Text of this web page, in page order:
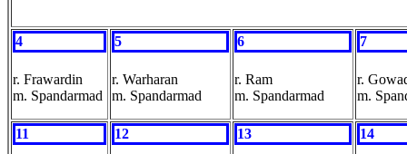
4
r. Frawardin
m. Spandarmad
5
r. Warharan
m. Spandarmad
6
r. Ram
m. Spandarmad
7
r.
m.
11 12 13 14